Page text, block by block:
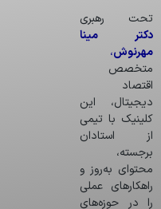
تحت رهبری
دکتر مینا
مهرنوش،
متخصص
اقتصاد
دیجیتال، این
کلینیک با تیمی
از استادان
برجسته،
محتوای به‌روز و
راهکارهای عملی
را در حوزه‌های